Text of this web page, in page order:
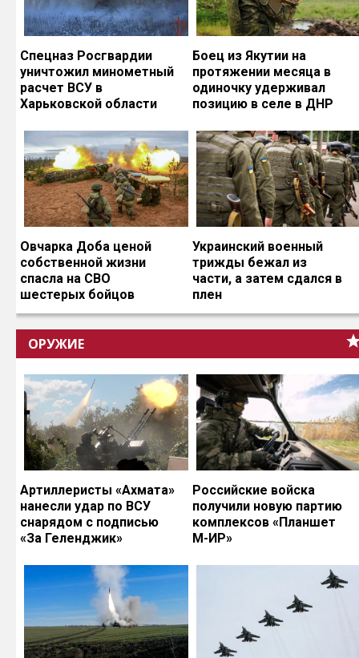
Спецназ Росгвардии
уничтожил минометный
расчет ВСУ в
Харьковской области
Боец из Якутии на
протяжении месяца в
одиночку удерживал
позицию в селе в ДНР
Овчарка Доба ценой
собственной жизни
спасла на СВО
шестерых бойцов
Украинский военный
трижды бежал из
части, а затем сдался в
плен
ОРУЖИЕ
Артиллеристы «Ахмата»
нанесли удар по ВСУ
снарядом с подписью
«За Геленджик»
Российские войска
получили новую партию
комплексов «Планшет
М-ИР»